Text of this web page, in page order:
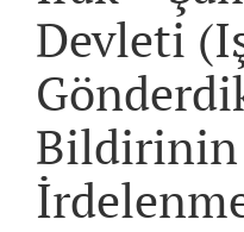
Devleti
Bildirinin